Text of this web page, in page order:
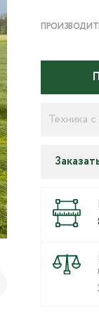
Техника